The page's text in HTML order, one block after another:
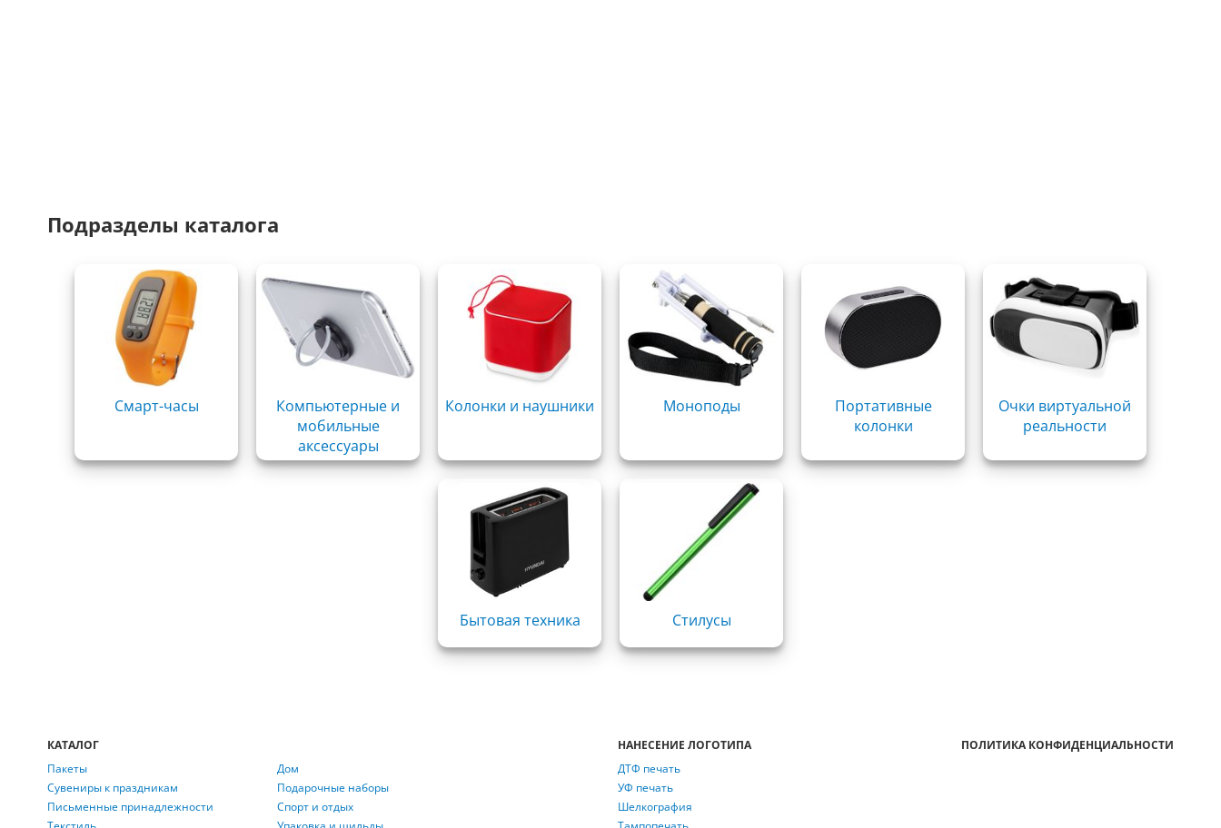
Подразделы каталога
Смарт-часы
Компьютерные и
мобильные
аксессуары
Колонки и наушники Моноподы
Портативные
колонки
Очки виртуальной
реальности
Бытовая техника Стилусы
КАТАЛОГ
Пакеты
Сувениры к праздникам
Письменные принадлежности
Дом
Подарочные наборы
Спорт и отдых
НАНЕСЕНИЕ ЛОГОТИПА
ДТФ печать
УФ печать
Шелкография
ПОЛИТИКА КОНФИДЕНЦИАЛЬНОСТИ